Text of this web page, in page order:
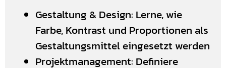
Gestaltung & Design: Lerne, wie
Farbe, Kontrast und Proportionen als
Gestaltungsmittel eingesetzt werden
Projektmanagement: Definiere